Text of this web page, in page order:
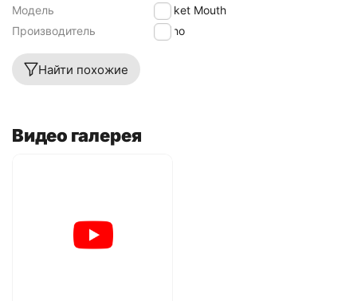
Модель
Bucket Mouth
Производитель
Meiho
Найти похожие
Видео галерея